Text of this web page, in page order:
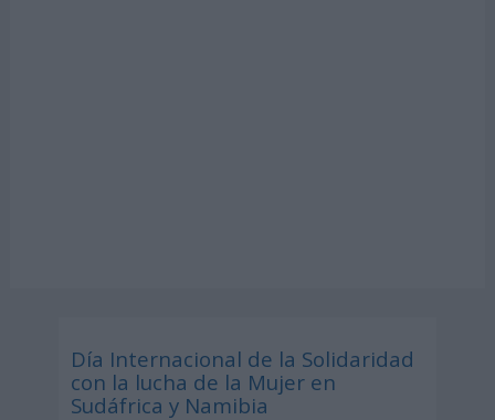
Día Internacional de la Solidaridad
con la lucha de la Mujer en
Sudáfrica y Namibia